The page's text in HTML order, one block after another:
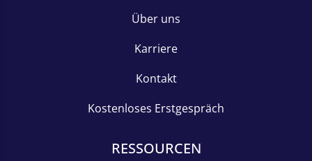
Über uns
Karriere
Kontakt
Kostenloses Erstgespräch
RESSOURCEN